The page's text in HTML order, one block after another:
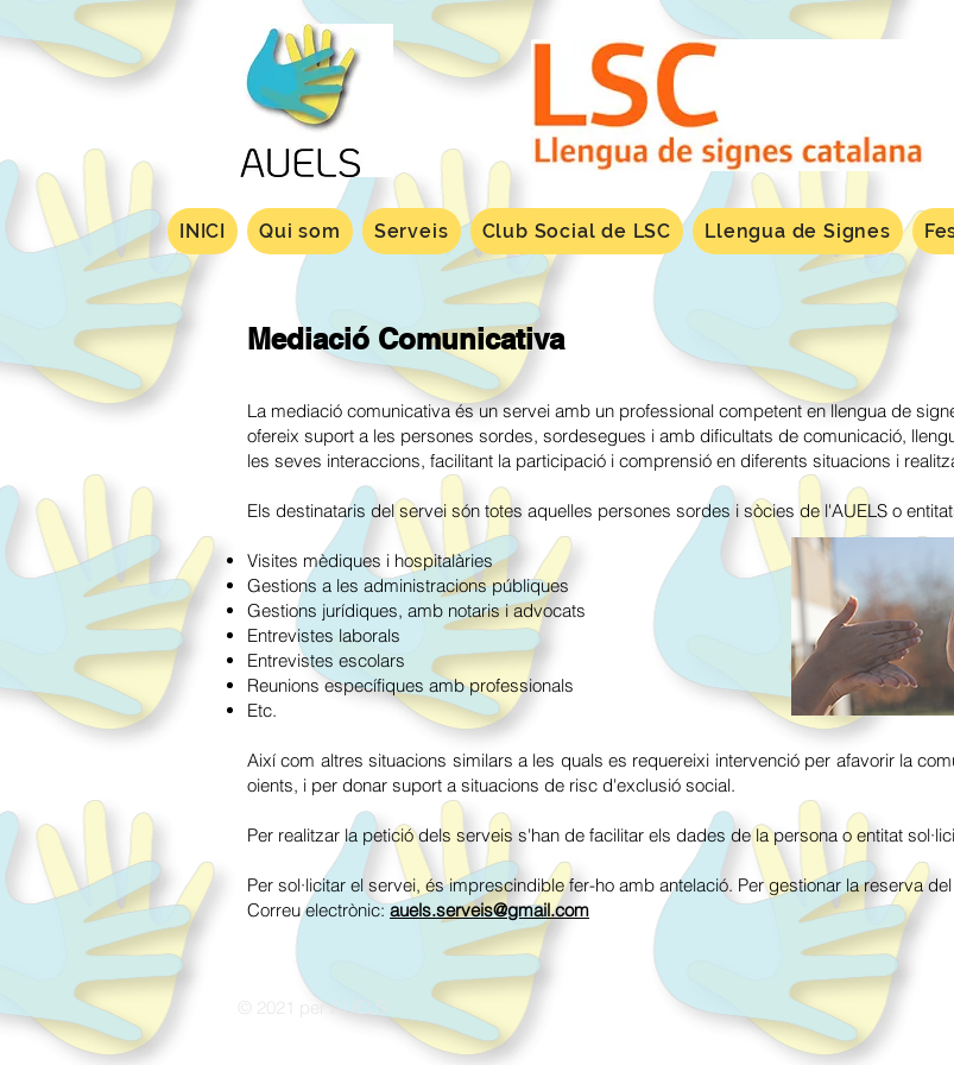
INICI Qui som Serveis Club Social de LSC Llengua de Signes
Mediació Comunicativa
La mediació comunicativa és un servei amb un professional competent en llengua de
ofereix suport a les persones sordes, sordesegues i amb dificultats de comunicació,
les seves interaccions, facilitant la participació i comprensió en diferents situacions i
Els destinataris del servei són totes aquelles persones sordes i sòcies de l'AUELS o
Visites mèdiques i hospitalàries
Gestions a les administracions públiques
Gestions jurídiques, amb notaris i advocats
Entrevistes laborals
Entrevistes escolars
Reunions específiques amb professionals
Etc.
Així com altres situacions similars a les quals es requereixi intervenció per afavorir la
oients, i per donar suport a situacions de risc d'exclusió social.
Per realitzar la petició dels serveis s'han de facilitar els dades de la persona o entitat
Per sol·licitar el servei, és imprescindible fer-ho amb antelació. Per gestionar la reserva
Correu electrònic:auels.serveis@gmail.com
© 2021 per AUELS